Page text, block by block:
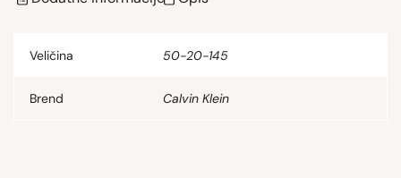
Veličina 50-20-145
Brend Calvin Klein